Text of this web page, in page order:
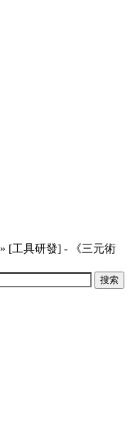
» [工具研發] - 《三元術
搜索